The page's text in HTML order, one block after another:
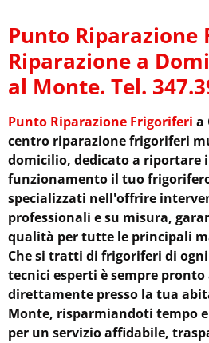
Punto Riparazione
Riparazione a
al Monte. Tel.
Punto Riparazione Frigoriferi a
centro riparazione frigoriferi
domicilio, dedicato a riportare
funzionamento il tuo
specializzati nell'offrire
professionali e su misura,
qualità per tutte le principali
Che si tratti di frigoriferi di
tecnici esperti è sempre
direttamente presso la tua
Monte, risparmiandoti tempo
per un servizio affidabile,